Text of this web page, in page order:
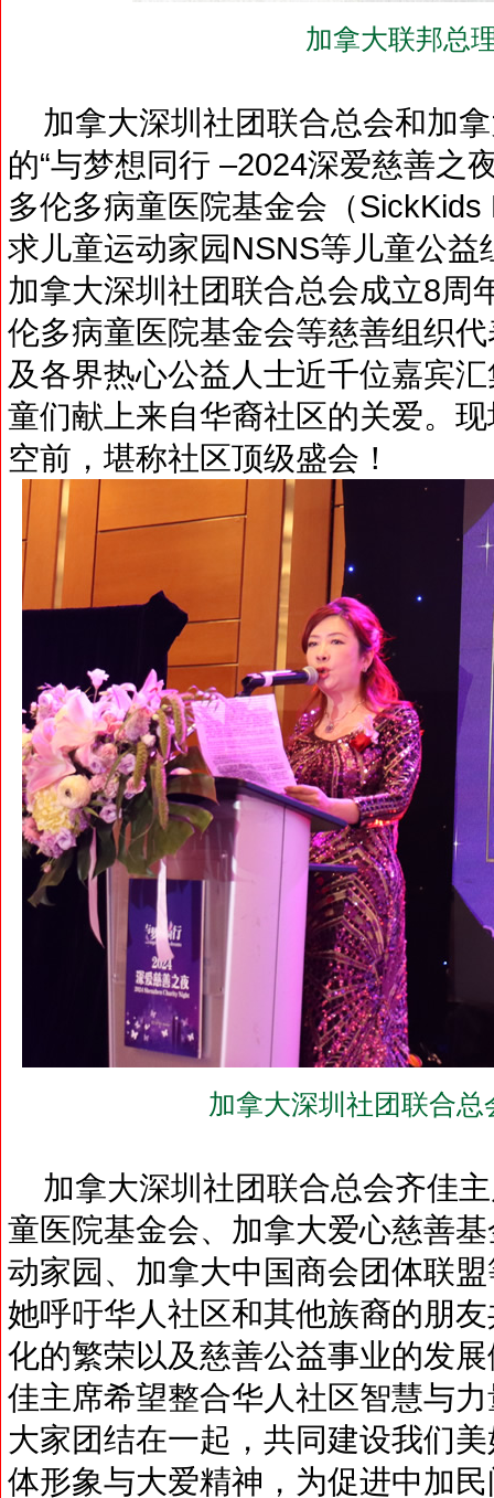
加拿大联邦总
加拿大深圳社团联合总会和加
的“与梦想同行 –2024深爱慈善之
多伦多病童医院基金会（
求儿童运动家园NSNS等儿童公
加拿大深圳社团联合总会成立8周
伦多病童医院基金会等慈善组织
及各界热心公益人士近千位嘉宾
童们献上来自华裔社区的关爱。
空前，堪称社区顶级盛会！
加拿大深圳社团联合
加拿大深圳社团联合总会齐佳
童医院基金会、加拿大爱心慈善
动家园、加拿大中国商会团体联
她呼吁华人社区和其他族裔的朋
化的繁荣以及慈善公益事业的发
佳主席希望整合华人社区智慧与
大家团结在一起，共同建设我们
体形象与大爱精神，为促进中加